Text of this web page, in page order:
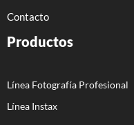
Contacto
Productos
Línea Fotografía Profesional
Línea Instax